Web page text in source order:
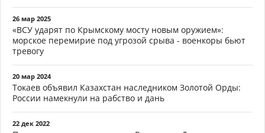
26 мар 2025
«ВСУ ударят по Крымскому мосту новым оружием»:
морское перемирие под угрозой срыва - военкоры бьют
тревогу
20 мар 2024
Токаев объявил Казахстан наследником Золотой Орды:
России намекнули на рабство и дань
22 дек 2022